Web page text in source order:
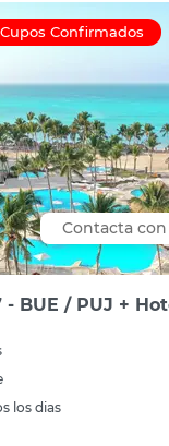
Cupos Confirmados
- BUE / PUJ +
los dias
Contacta